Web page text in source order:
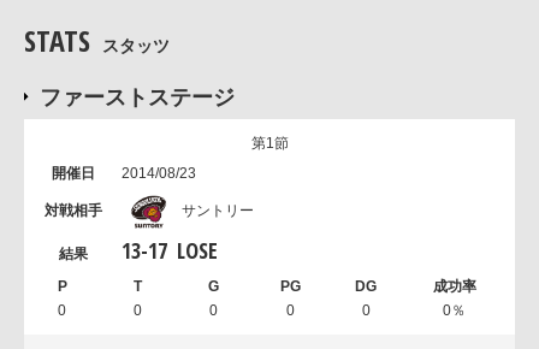
STATS スタッツ
ファーストステージ
第1節
2014/08/23
サントリー
13-17 LOSE
0 0 0 0 0 0％